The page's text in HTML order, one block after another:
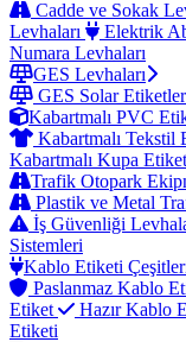
Cadde ve Sokak
Levhaları
Elektrik
Numara Levhaları
GES Levhaları
GES Solar
Kabartmalı PVC
Kabartmalı Tekstil
Kabartmalı Kupa Etiket
Trafik Otopark
Plastik ve Metal
İş Güvenliği
Sistemleri
Kablo Etiketi
Paslanmaz Kablo
Etiket
Hazır Kablo
Etiketi